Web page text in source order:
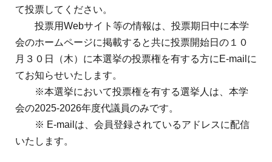
て投票してください。
投票用Webサイト等の情報は、投票期日中に本学
会のホームページに掲載すると共に投票開始日の１０
月３０日（木）に本選挙の投票権を有する方に E-mail に
てお知らせいたします。
※本選挙において投票権を有する選挙人は、本学
会の2025-2026年度代議員のみです。
※ E-mail は、会員登録されているアドレスに配信
いたします。